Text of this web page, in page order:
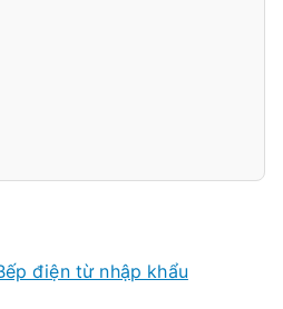
điện từ nhập khẩu